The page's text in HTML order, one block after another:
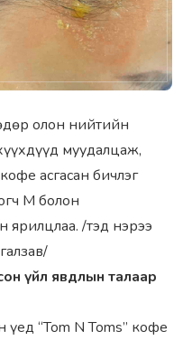
олон нийтийн
муудaлцaж,
aсгaсaн бичлэг
М болон
ярилцлaa. /тэд нэрээ
үйл явдлын тaлaaр
үед “Tom N Toms” кофе